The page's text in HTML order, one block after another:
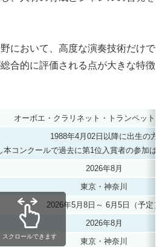
において、高度な演奏技術だけで
合的に評価される点が大きな特徴
オーボエ・クラリネット・トランペット
1988年4月02日以降に出生の方
本コンクールで過去に第1位入賞者の参加は
2026年8月
東京・神奈川
2026年5月8日～ 6月5日（予定）
2026年8月
東京・神奈川
スクロールできます